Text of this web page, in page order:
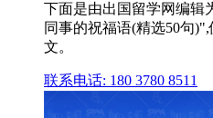
下面是由出国留学网编辑
同事的祝福语(精选50句
文。
联系电话: 180 3780 8511